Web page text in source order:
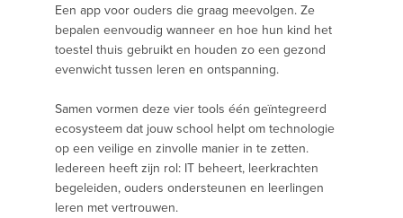
Een app voor ouders die graag meevolgen. Ze
bepalen eenvoudig wanneer en hoe hun kind het
toestel thuis gebruikt en houden zo een gezond
evenwicht tussen leren en ontspanning.
Samen vormen deze vier tools één geïntegreerd
ecosysteem dat jouw school helpt om technologie
op een veilige en zinvolle manier in te zetten.
Iedereen heeft zijn rol: IT beheert, leerkrachten
begeleiden, ouders ondersteunen en leerlingen
leren met vertrouwen.